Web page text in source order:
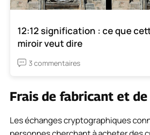
12:12 signification : ce que
miroir veut dire
3 commentaires
Frais de fabricant et
Les échanges cryptographiques